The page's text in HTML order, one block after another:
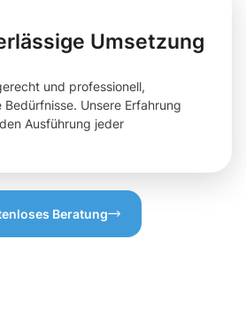
Umsetzung
und professionell,
Unsere Erfahrung
Ausführung jeder
Beratung